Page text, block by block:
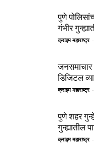
पुणे
गंभीर
क्राइम महाराष्ट्र -
जनसमाचार
डिजिटल
क्राइम महाराष्ट्र -
पुणे शहर
गुन्ह्यातील
क्राइम महाराष्ट्र -